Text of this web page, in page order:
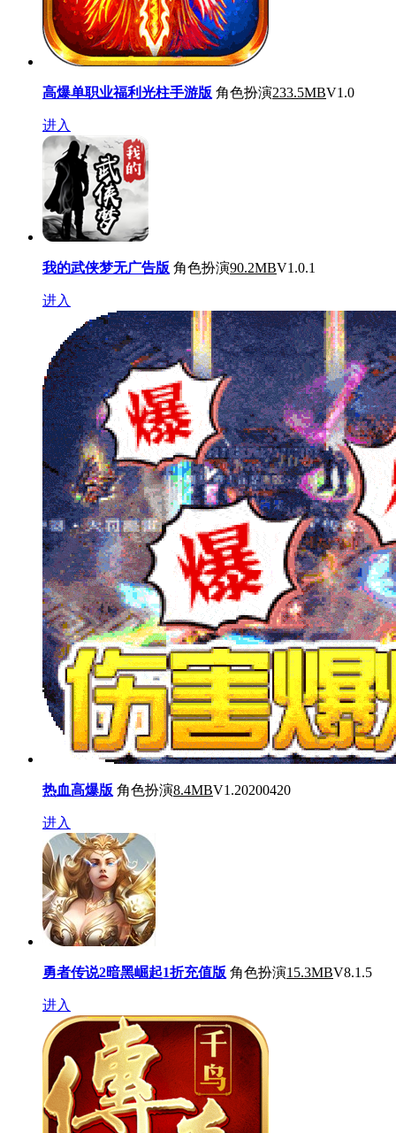
高爆单职业福利光柱手游版 角色扮演233.5MBV1.0
进入
我的武侠梦无广告版 角色扮演90.2MBV1.0.1
进入
热血高爆版 角色扮演8.4MBV1.20200420
进入
勇者传说2暗黑崛起1折充值版 角色扮演15.3MBV8.1.5
进入